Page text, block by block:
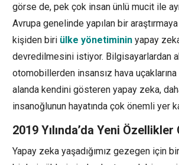
görse de, pek çok insan ünlü mucit ile
Avrupa genelinde yapılan bir
kişiden biri ülke yönetiminin yapay
devredilmesini istiyor. Bilgisayarlardan
otomobillerden insansız hava
alanda kendini gösteren yapay zeka,
insanoğlunun hayatında çok önemli yer
2019 Yılında’da Yeni
Yapay zeka yaşadığımız gezegen için